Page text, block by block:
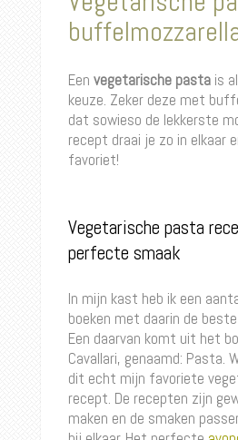
Een vegetarische pastais
keuze. Zeker deze met
dat sowieso de lekkerste
recept draai je zo in elkaar
favoriet!
Vegetarische pasta
perfecte smaak
In mijn kast heb ik een
boeken met daarin de
Een daarvan komt uit het
Cavallari, genaamd:
dit echt mijn favoriete
recept. De recepten zijn
maken en de smaken